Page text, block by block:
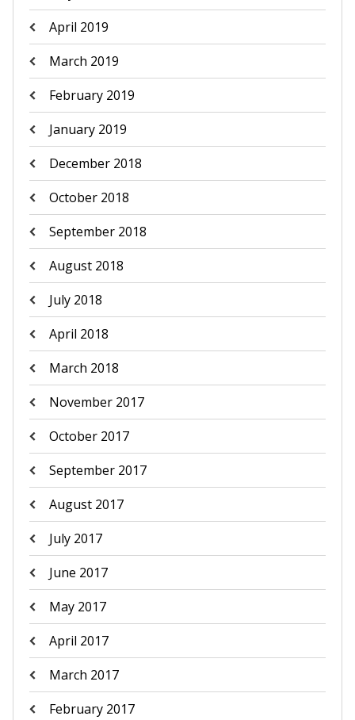
April 2019
March 2019
February 2019
January 2019
December 2018
October 2018
September 2018
August 2018
July 2018
April 2018
March 2018
November 2017
October 2017
September 2017
August 2017
July 2017
June 2017
May 2017
April 2017
March 2017
February 2017